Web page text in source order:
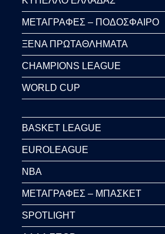
ΜΕΤΑΓΡΑΦΕΣ – ΠΟΔΟΣΦΑΙΡΟ
ΞΕΝΑ ΠΡΩΤΑΘΛΗΜΑΤΑ
CHAMPIONS LEAGUE
WORLD CUP
BASKET LEAGUE
EUROLEAGUE
NBA
ΜΕΤΑΓΡΑΦΕΣ – ΜΠΑΣΚΕΤ
SPOTLIGHT